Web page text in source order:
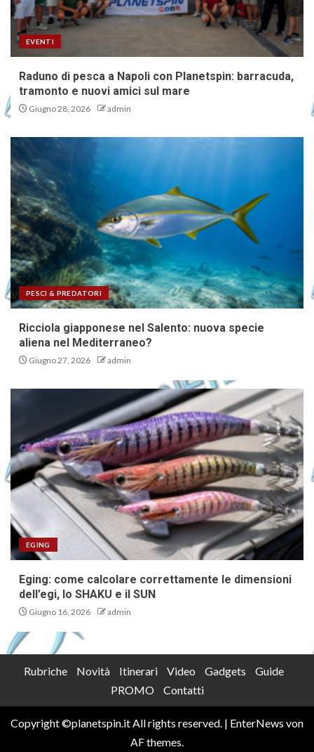
EVENTI
Raduno di pesca a Napoli con Planetspin: barracuda,
tramonto e nuovi amici sul mare
Giugno 28, 2026 admin
PESCI & PREDATORI
Ricciola giapponese nel Salento: nuova specie
aliena nel Mediterraneo?
Giugno 27, 2026 admin
EGING
Eging: come calcolare correttamente le dimensioni
dell’egi, lo SHAKU e il SUN
Giugno 16, 2026 admin
Rubriche Novità Itinerari Video Gadgets
Guide
PROMO
Contatti
Copyright ©planetspin.it All rights reserved. | EnterNews von
AF themes.